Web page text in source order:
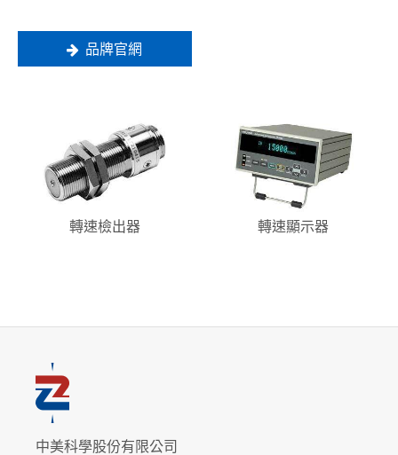
品牌官網
轉速檢出器 轉速顯示器
中美科學股份有限公司